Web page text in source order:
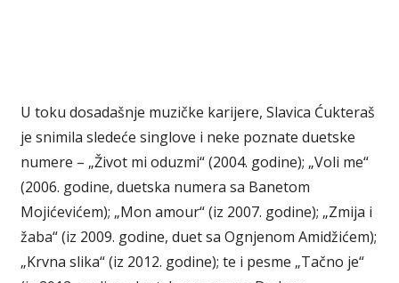
U toku dosadašnje muzičke karijere, Slavica Ćukteraš
je snimila sledeće singlove i neke poznate duetske
numere – „Život mi oduzmi“ (2004. godine); „Voli me“
(2006. godine, duetska numera sa Banetom
Mojićevićem); „Mon amour“ (iz 2007. godine); „Zmija i
žaba“ (iz 2009. godine, duet sa Ognjenom Amidžićem);
„Krvna slika“ (iz 2012. godine); te i pesme „Tačno je“